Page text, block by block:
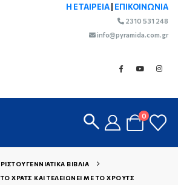
Η ΕΤΑΙΡΕΙΑ ΕΠΙΚΟΙΝΩΝΙΑ
2310 531 248
info@pyramida.com.gr
0
ΒΙΒΛΊΑ
ΧΡΑΤΣ ΚΑΙ ΤΕΛΕΙΏΝΕΙ ΜΕ ΤΟ ΧΡΟΥΤΣ